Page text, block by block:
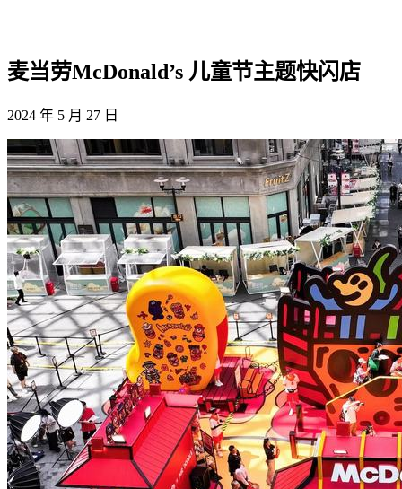
麦当劳McDonald’s 儿童节主题快闪店
2024 年 5 月 27 日